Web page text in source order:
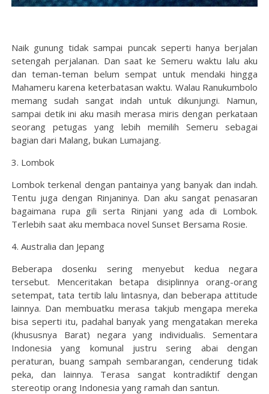
Naik gunung tidak sampai puncak seperti hanya berjalan
setengah perjalanan. Dan saat ke Semeru waktu lalu aku
dan teman-teman belum sempat untuk mendaki hingga
Mahameru karena keterbatasan waktu. Walau Ranukumbolo
memang sudah sangat indah untuk dikunjungi. Namun,
sampai detik ini aku masih merasa miris dengan perkataan
seorang petugas yang lebih memilih Semeru sebagai
bagian dari Malang, bukan Lumajang.
3. Lombok
Lombok terkenal dengan pantainya yang banyak dan indah.
Tentu juga dengan Rinjaninya. Dan aku sangat penasaran
bagaimana rupa gili serta Rinjani yang ada di Lombok.
Terlebih saat aku membaca novel Sunset Bersama Rosie.
4. Australia dan Jepang
Beberapa dosenku sering menyebut kedua negara
tersebut. Menceritakan betapa disiplinnya orang-orang
setempat, tata tertib lalu lintasnya, dan beberapa attitude
lainnya. Dan membuatku merasa takjub mengapa mereka
bisa seperti itu, padahal banyak yang mengatakan mereka
(khususnya Barat) negara yang individualis. Sementara
Indonesia yang komunal justru sering abai dengan
peraturan, buang sampah sembarangan, cenderung tidak
peka, dan lainnya. Terasa sangat kontradiktif dengan
stereotip orang Indonesia yang ramah dan santun.